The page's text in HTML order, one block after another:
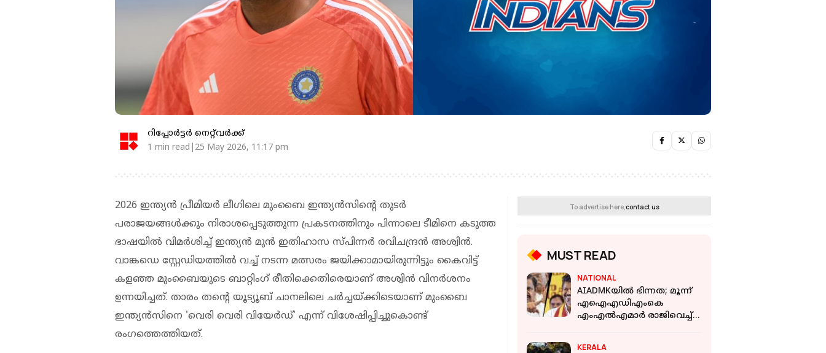
റിപ്പോർട്ടർ നെറ്റ്‌വര്‍ക്ക്‌
1 min read|25 May 2026, 11:17 pm
2026 ഇന്ത്യൻ പ്രീമിയർ ലീഗിലെ മുംബൈ ഇന്ത്യൻസിന്റെ തുടർ
പരാജയങ്ങൾക്കും നിരാശപ്പെടുത്തുന്ന പ്രകടനത്തിനും പിന്നാലെ ടീമിനെ കടുത്ത
ഭാഷയിൽ വിമർശിച്ച് ഇന്ത്യൻ മുൻ ഇതിഹാസ സ്പിന്നർ രവിചന്ദ്രൻ അശ്വിൻ.
വാങ്കഡെ സ്റ്റേഡിയത്തിൽ വച്ച് നടന്ന മത്സരം ജയിക്കാമായിരുന്നിട്ടും കൈവിട്ട്
കളഞ്ഞ മുംബൈയുടെ ബാറ്റിംഗ് രീതിക്കെതിരെയാണ് അശ്വിൻ വിനർശനം
ഉന്നയിച്ചത്. താരം തന്റെ യൂട്യൂബ് ചാനലിലെ ചർച്ചയ്ക്കിടെയാണ് മുംബൈ
ഇന്ത്യൻസിനെ 'വെരി വെരി വിയേർഡ്' എന്ന് വിശേഷിപ്പിച്ചുകൊണ്ട്
രംഗത്തെത്തിയത്.
To advertise here, contact us
MUST READ
NATIONAL
AIADMKയിൽ ഭിന്നത; മൂന്ന്
എഐഎഡിഎംകെ
എംഎൽഎമാർ രാജിവെച്ച്
KERALA